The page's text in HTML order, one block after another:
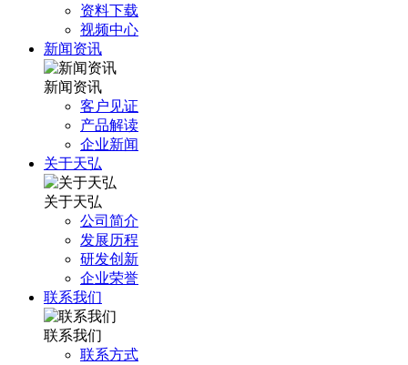
资料下载
视频中心
新闻资讯
新闻资讯
客户见证
产品解读
企业新闻
关于天弘
关于天弘
公司简介
发展历程
研发创新
企业荣誉
联系我们
联系我们
联系方式